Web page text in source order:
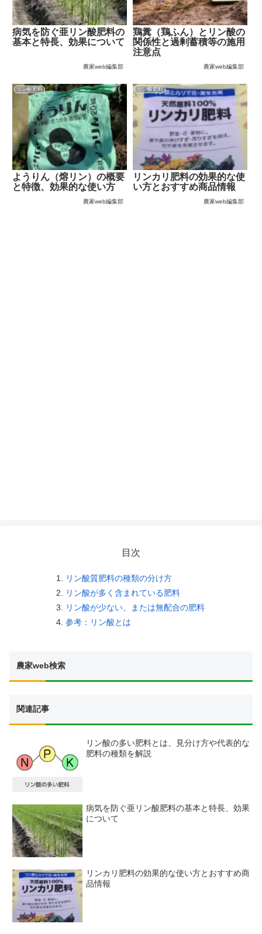
病気を防ぐ亜リン酸肥料の
基本と特長、効果について
農家web編集部
鶏糞（鶏ふん）とリン酸の
関係性と過剰蓄積等の施用
注意点
農家web編集部
リン酸肥料
ようりん（熔リン）の概要
と特徴、効果的な使い方
農家web編集部
リン酸肥料
リンカリ肥料の効果的な使
い方とおすすめ商品情報
農家web編集部
目次
リン酸質肥料の種類の分け方
リン酸が多く含まれている肥料
リン酸が少ない、または無配合の肥料
参考：リン酸とは
農家web検索
関連記事
リン酸の多い肥料とは、見分け方や代表的な
肥料の種類を解説
病気を防ぐ亜リン酸肥料の基本と特長、効果
について
リンカリ肥料の効果的な使い方とおすすめ商
品情報